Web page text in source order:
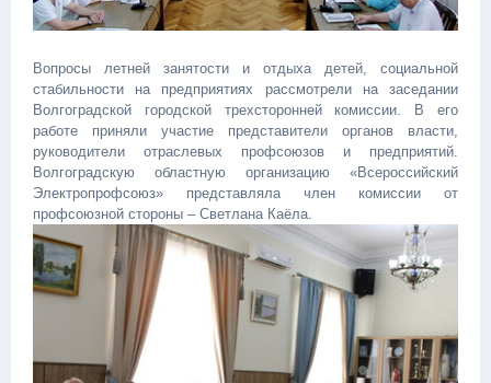
Вопросы летней занятости и отдыха детей, социальной
стабильности на предприятиях рассмотрели на заседании
Волгоградской городской трехсторонней комиссии. В его
работе приняли участие представители органов власти,
руководители отраслевых профсоюзов и предприятий.
Волгоградскую областную организацию «Всероссийский
Электропрофсоюз» представляла член комиссии от
профсоюзной стороны – Светлана Каёла.